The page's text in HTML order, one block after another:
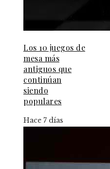
Los 10 juegos de
mesa más
antiguos que
continúan
siendo
populares
Hace 7 días